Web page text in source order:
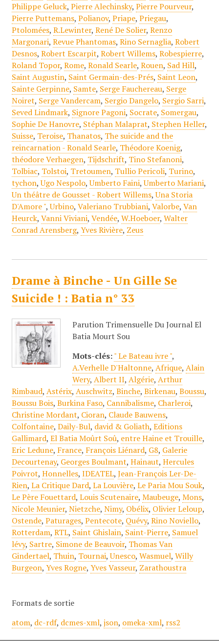
Philippe Geluck, Pierre Alechinsky, Pierre Pourveur,
Pierre Puttemans, Polianov, Priape, Priegau,
Ptolomées, R.Lewinter, René De Solier, Renzo
Margonari, Revue Phantomas, Rino Sernaglia, Robert
Desnos, Robert Escarpit, Robert Willems, Robespierre,
Roland Topor, Rome, Ronald Searle, Rouen, Sad Hill,
Saint Augustin, Saint Germain-des-Prés, Saint Leon,
Sainte Gerpinne, Samte, Serge Fauchereau, Serge
Noiret, Serge Vandercam, Sergio Dangelo, Sergio Sarri,
Seved Lindmark, Signore Pagoni, Socrate, Somergau,
Sophie De Hanovre, Stéphan Malaprat, Stephen Heller,
Suisse, Teroise, Thanatos, The suicide and the
reincarnation - Ronald Searle, Théodore Koenig,
théodore Verhaegen, Tijdschrift, Tino Stefanoni,
Tolbiac, Tolstoi, Tretoumen, Tullio Pericoli, Turino,
tychon,Ugo Nespolo,Umberto Faini,Umberto Mariani,
Un théâtre de Gousset - Robert Willems,Una Storia
D'Amore ",Urbino, Valeriano Trubbiani, Valorbe, Van
Heurck, Vanni Viviani, Vendée, W.Hoeboer, Walter
Conrad Arensberg, Yves Rivière, Zeus
Drame à Binche - Un Gille Se
Suicide ! : Batia n° 33
Parution Trimensuelle Du Journal El
Batia Mourt Sou
Mots-clés: " Le Bateau ivre ",
A.Verhelle D'Haltonne, Afrique, Alain
Wery, Albert II, Algérie, Arthur
Rimbaud, Astérix, Auschwitz, Binche, Birkenau, Boussu,
Boussu Bois, Burkina Faso, Cannibalisme, Charleroi,
Christine Mordant, Cioran, Claude Bauwens,
Colfontaine, Daily-Bul, david & Goliath, Editions
Gallimard, El Batia Moûrt Soû, entre Haine et Trouille,
Eric Ledune, France, François Liénard, G8, Galerie
Decourtenay, Georges Boulmant, Hainaut, Hercules
Poivrot, Honnelles, IDEATEL, Jean-François Ler-De-
Rien, La Critique Dard, La Louvière, Le Paria Mou Souk,
Le Père Fouettard, Louis Scutenaire, Maubeuge, Mons,
Nicole Meunier, Nietzche, Nimy, Obélix, Olivier Leloup,
Ostende, Paturages, Pentecote, Quévy, Rino Noviello,
Rotterdam, RTL, Saint Ghislain, Saint-Pierre, Samuel
lévy, Sartre, Simone de Beauvoir, Thomas Van
Gindertael, Thuin, Tournai,Unesco, Wasmuel, Willy
Burgeon, Yves Rogne, Yves Vasseur, Zarathoustra
Formats de sortie
atom, dc-rdf, dcmes-xml, json, omeka-xml, rss2